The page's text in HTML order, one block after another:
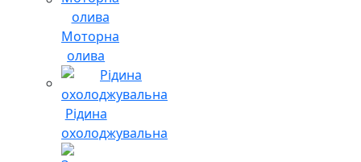
Моторна
олива
Рідина
охолоджувальна